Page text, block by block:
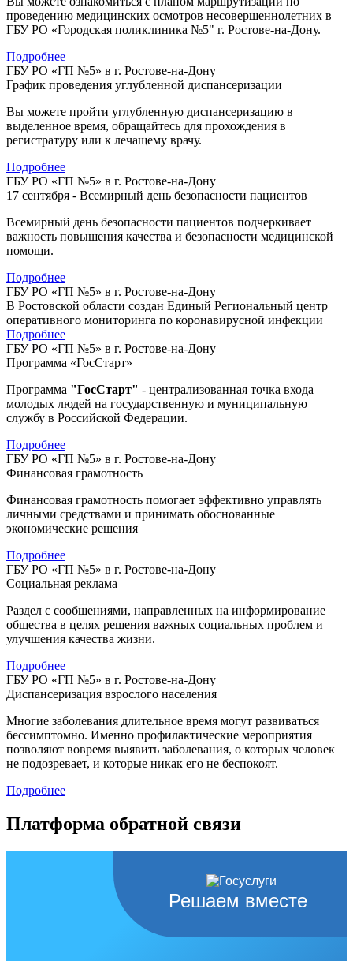
проведению медицинских осмотров несовершеннолетних в
ГБУ РО «Городская поликлиника №5" г. Ростове-на-Дону.
Подробнее
ГБУ РО «ГП №5» в г. Ростове-на-Дону
График проведения углубленной диспансеризации
Вы можете пройти углубленную диспансеризацию в
выделенное время, обращайтесь для прохождения в
регистратуру или к лечащему врачу.
Подробнее
ГБУ РО «ГП №5» в г. Ростове-на-Дону
17 сентября - Всемирный день безопасности пациентов
Всемирный день безопасности пациентов подчеркивает
важность повышения качества и безопасности медицинской
помощи.
Подробнее
ГБУ РО «ГП №5» в г. Ростове-на-Дону
В Ростовской области создан Единый Региональный центр
оперативного мониторинга по коронавирусной инфекции
Подробнее
ГБУ РО «ГП №5» в г. Ростове-на-Дону
Программа «ГосСтарт»
Программа "ГосСтарт" - централизованная точка входа
молодых людей на государственную и муниципальную
службу в Российской Федерации.
Подробнее
ГБУ РО «ГП №5» в г. Ростове-на-Дону
Финансовая грамотность
Финансовая грамотность помогает эффективно управлять
личными средствами и принимать обоснованные
экономические решения
Подробнее
ГБУ РО «ГП №5» в г. Ростове-на-Дону
Социальная реклама
Раздел с сообщениями, направленных на информирование
общества в целях решения важных социальных проблем и
улучшения качества жизни.
Подробнее
ГБУ РО «ГП №5» в г. Ростове-на-Дону
Диспансеризация взрослого населения
Многие заболевания длительное время могут развиваться
бессимптомно. Именно профилактические мероприятия
позволяют вовремя выявить заболевания, о которых человек
не подозревает, и которые никак его не беспокоят.
Подробнее
Платформа обратной связи
Решаем вместе